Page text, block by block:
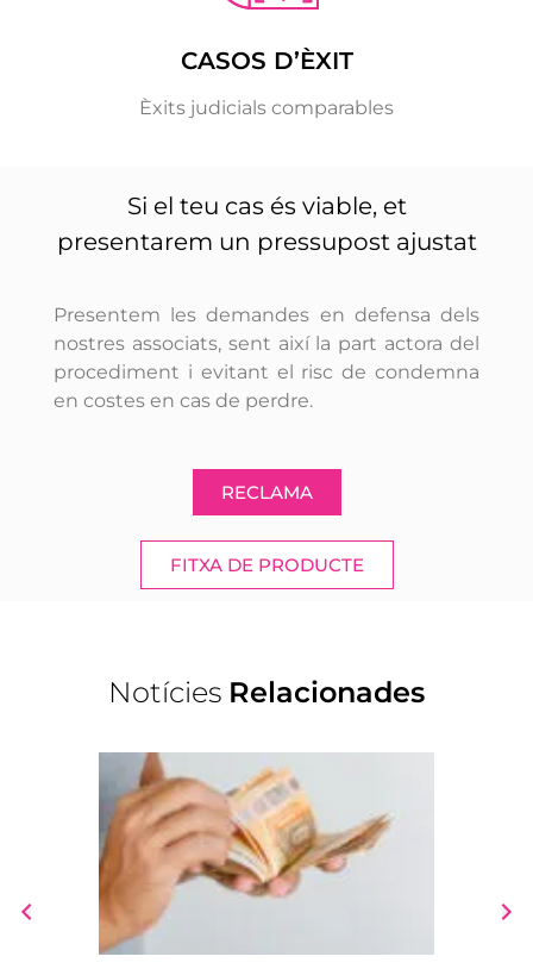
CASOS D’ÈXIT
Èxits judicials comparables
Si el teu cas és viable, et
presentarem un pressupost ajustat
Presentem les demandes en defensa dels
nostres associats, sent així la part actora del
procediment i evitant el risc de condemna
en costes en cas de perdre.
RECLAMA
FITXA DE PRODUCTE
Notícies Relacionades